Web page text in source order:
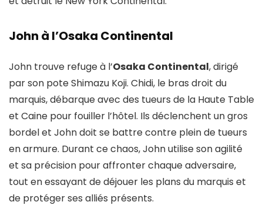
John à l’Osaka Continental
John trouve refuge à l’Osaka Continental, dirigé
par son pote Shimazu Koji. Chidi, le bras droit du
marquis, débarque avec des tueurs de la Haute Table
et Caine pour fouiller l’hôtel. Ils déclenchent un gros
bordel et John doit se battre contre plein de tueurs
en armure. Durant ce chaos, John utilise son agilité
et sa précision pour affronter chaque adversaire,
tout en essayant de déjouer les plans du marquis et
de protéger ses alliés présents.